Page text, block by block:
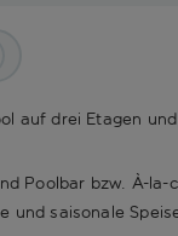
auf drei Etagen
Poolbar bzw. À-la-
und saisonale